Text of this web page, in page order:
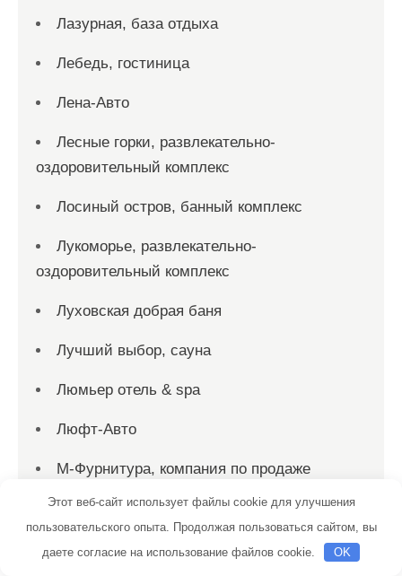
Лазурная, база отдыха
Лебедь, гостиница
Лена-Авто
Лесные горки, развлекательно-
оздоровительный комплекс
Лосиный остров, банный комплекс
Лукоморье, развлекательно-
оздоровительный комплекс
Луховская добрая баня
Лучший выбор, сауна
Люмьер отель & spa
Люфт-Авто
М-Фурнитура, компания по продаже
фурнитуры для раздвижных дверей
Магазин Постоянных Распродаж
Этот веб-сайт использует файлы cookie для улучшения
пользовательского опыта. Продолжая пользоваться сайтом, вы
даете согласие на использование файлов cookie.
OK